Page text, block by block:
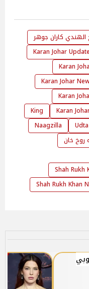
الهندي كاران جوهر
Karan Johar
Karan
Karan Johar
Karan
Karan
King
Naagzilla
روخ خان
Shah Rukh
Shah Rukh Khan